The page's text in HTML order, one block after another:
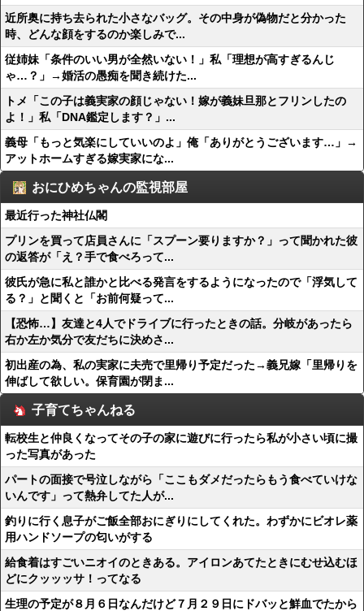
近所奥に持ち去られた小さなバッグ。その中身が偽物だと分かった
時、どんな顔をするのか楽しみで...
従姉妹「条件のいい男が全然いない！」私「理想が高すぎるんじ
ゃ…？」→婚活の愚痴を聞き続けた...
トメ「この子は義実家の顔じゃない！嫁が義妹旦那とフリンしたの
よ！」私「DNA鑑定します？」...
義母「もっと気楽にしていいのよ」俺「ありがとうございます…」→
アットホームすぎる嫁実家にな...
おにひめちゃんの監視部屋
最近行った神社仏閣
プリンを買って店員さんに「スプーン要りますか？」って聞かれた彼
の返答が「え？手で食べろって...
彼氏が急に私と誰かと比べる発言をするようになったので「浮気して
る？」と聞くと「お前何疑って...
【恐怖…】友達と4人でドライブに行ったときの話。分岐があったら
右か左か気分で友だちに決めさ...
初出産の為、私の実家に夫売で里帰り予定だった→義兄嫁「里帰りを
伸ばして欲しい。保育園が閉ま...
子育てちゃんねる
転校生と仲良くなってその子の家に遊びに行ったら私が小さい頃に撮
った写真があった
パートの面接で号泣しながら「ここもダメだったらもう食べていけな
いんです」って熱弁してた人が...
釣りに行く息子がご飯全部おにぎりにしてくれた。わずかにビオレ薬
用ハンドソープの匂いがする
給食着はすごいニオイのときある。アイロンあてたときにむせ込むほ
どにクッッッサ！ってなる
生理の予定が８月６日なんだけど７月２９日にドバッと鮮血でたから